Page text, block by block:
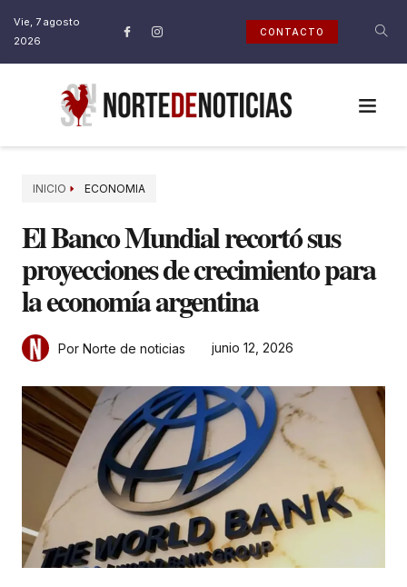
Vie, 7 agosto
2026
CONTACTO
INICIO ECONOMIA
El Banco Mundial recortó sus
proyecciones de crecimiento para
la economía argentina
Por Norte de noticias junio 12, 2026